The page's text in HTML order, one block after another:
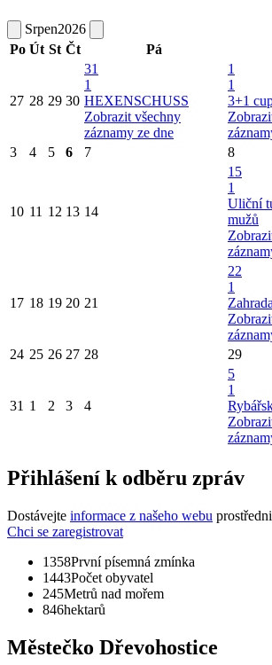
Srpen2026
Po Út St Čt Pá
27 28 29 30
31
1
HEXENSCHUSS
Zobrazit všechny
záznamy ze dne
1
1
3+1
3 4 5 6 7 8
10 11 12 13 14
15
1
Uliční
mužů
17 18 19 20 21
22
1
24 25 26 27 28 29
31 1 2 3 4
5
1
Přihlášení k odběru zpráv
Dostávejte informace z našeho webu
Chci se zaregistrovat
1358První písemná zmínka
1443Počet obyvatel
245Metrů nad mořem
846hektarů
Městečko Dřevohostice